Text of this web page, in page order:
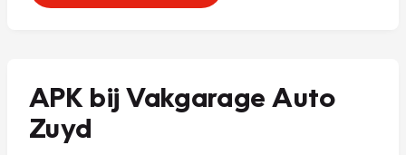
APK bij Vakgarage Auto
Zuyd